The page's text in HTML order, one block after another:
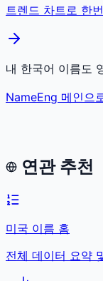
트렌드 차트로 한
내 한국어 이름도
NameEng 메인으
연관 추천
미국 이름 홈
전체 데이터 요약